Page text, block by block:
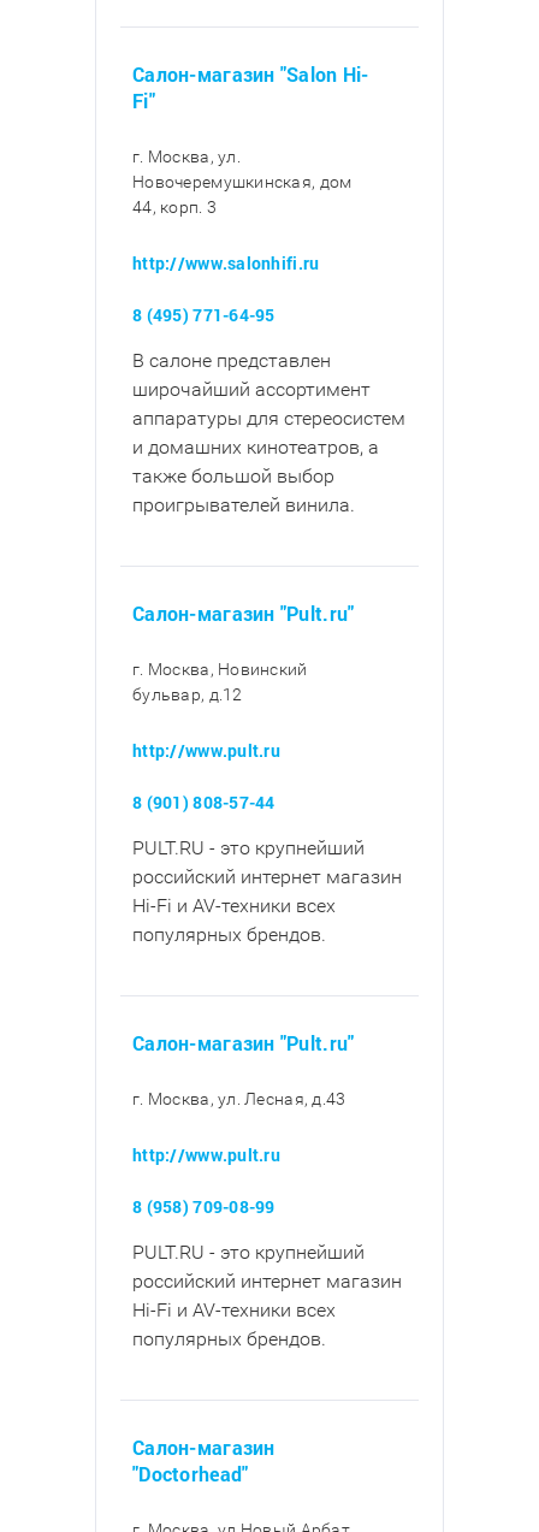
Салон-магазин "Salon Hi-
Fi"
г. Москва, ул.
Новочеремушкинская, дом
44, корп. 3
http://www.salonhifi.ru
8 (495) 771-64-95
В салоне представлен
широчайший ассортимент
аппаратуры для стереосистем
и домашних кинотеатров, а
также большой выбор
проигрывателей винила.
Салон-магазин "Pult.ru"
г. Москва, Новинский
бульвар, д.12
http://www.pult.ru
8 (901) 808-57-44
PULT.RU - это крупнейший
российский интернет магазин
Hi-Fi и AV-техники всех
популярных брендов.
Салон-магазин "Pult.ru"
г. Москва, ул. Лесная, д.43
http://www.pult.ru
8 (958) 709-08-99
PULT.RU - это крупнейший
российский интернет магазин
Hi-Fi и AV-техники всех
популярных брендов.
Салон-магазин
"Doctorhead"